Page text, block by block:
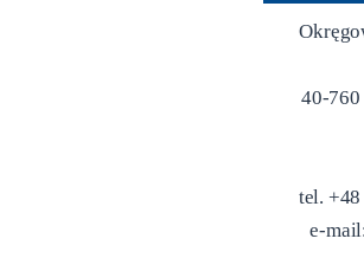
40-
tel.
e-